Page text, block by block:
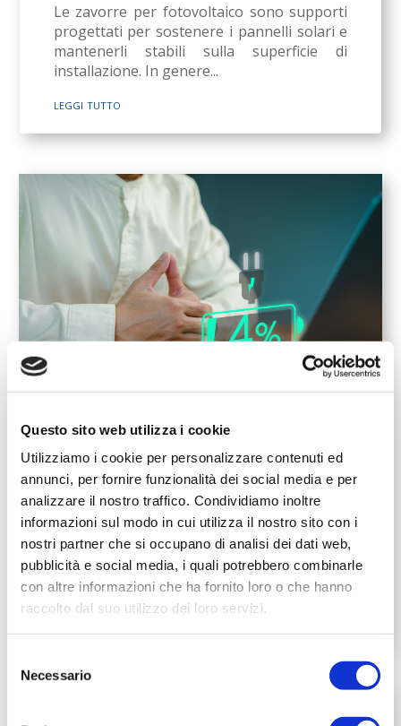
Questo sito web utilizza i cookie
Utilizziamo i cookie per personalizzare contenuti ed
annunci, per fornire funzionalità dei social media e per
analizzare il nostro traffico. Condividiamo inoltre
informazioni sul modo in cui utilizza il nostro sito con i
nostri partner che si occupano di analisi dei dati web,
pubblicità e social media, i quali potrebbero combinarle
con altre informazioni che ha fornito loro o che hanno
raccolto dal suo utilizzo dei loro servizi.
delNecessario
Le zavorre per fotovoltaico sono supporti
progettati per sostenere i pannelli solari e
mantenerli stabili sulla superficie di
installazione. In genere...
leggi tutto
Come vedere quanta energia usa il
PC?
Giu 29, 2026
Il computer è diventato uno degli
elettrodomestici più presenti nelle nostre
case, spesso acceso per molte ore al
giorno, tra lavoro, studio e...
leggi tutto